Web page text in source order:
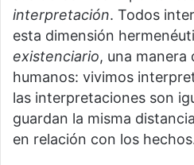
interpretación. Todos
esta dimensión
existenciario, una manera
humanos: vivimos
las interpretaciones son
guardan la misma
en relación con los